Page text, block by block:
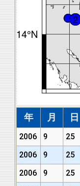
年 月 日
2006 9 25
2006
9 25
2006
9 25